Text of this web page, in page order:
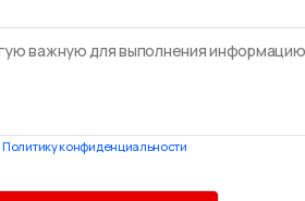
Политику конфиденциальности